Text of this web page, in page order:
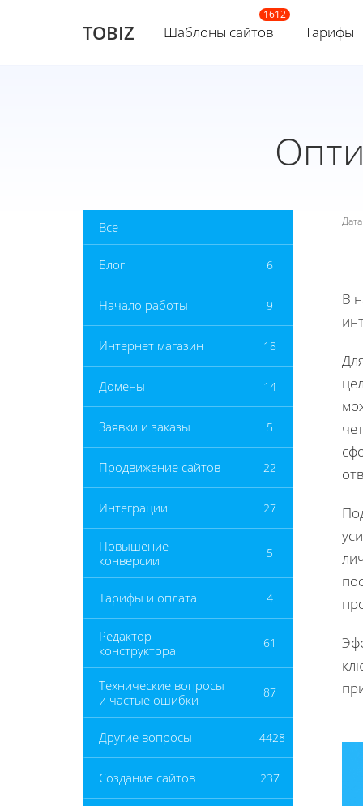
TOBIZ Шаблоны сайтов Тарифы
Все
Блог 6
Начало работы 9
Интернет магазин 18
Домены 14
Заявки и заказы 5
Продвижение сайтов 22
Интеграции 27
Повышение
конверсии
5
Тарифы и оплата 4
Редактор
конструктора
61
Технические вопросы
и частые ошибки
87
Другие вопросы 4428
Создание сайтов 237
В